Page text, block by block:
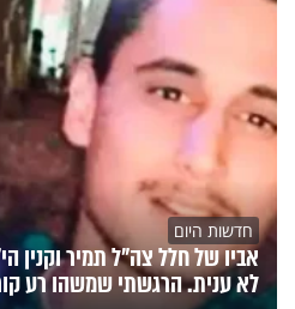
חדשות היום
אביו של חלל צה"ל תמיר וקנין
לא ענית. הרגשתי שמשהו רע